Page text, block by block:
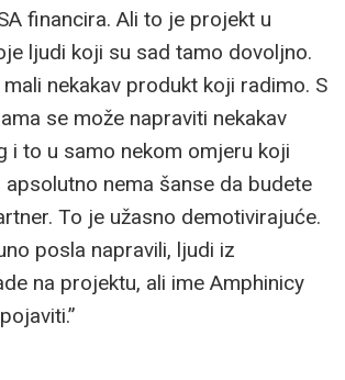
financira. Ali to je projekt u
ljudi koji su sad tamo dovoljno.
nekakav produkt koji radimo. S
se može napraviti nekakav
i to u samo nekom omjeru koji
apsolutno nema šanse da budete
To je užasno demotivirajuće.
posla napravili, ljudi iz
na projektu, ali ime Amphinicy